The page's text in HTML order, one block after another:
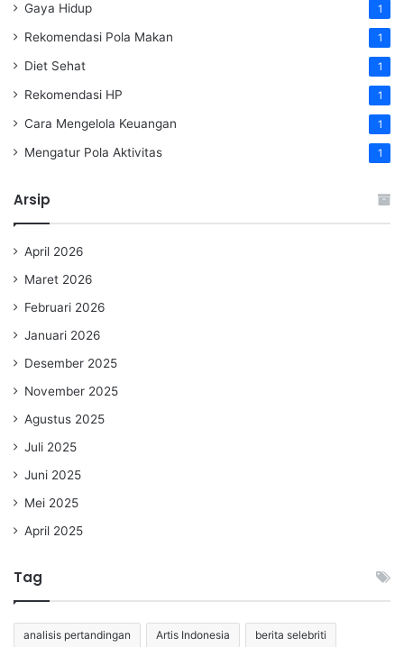
Gaya Hidup 1
Rekomendasi Pola Makan 1
Diet Sehat 1
Rekomendasi HP 1
Cara Mengelola Keuangan 1
Mengatur Pola Aktivitas 1
Arsip
April 2026
Maret 2026
Februari 2026
Januari 2026
Desember 2025
November 2025
Agustus 2025
Juli 2025
Juni 2025
Mei 2025
April 2025
Tag
analisis pertandingan Artis Indonesia berita selebriti